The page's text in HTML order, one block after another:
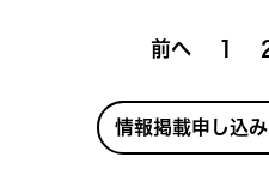
前へ 1
情報掲載申し込